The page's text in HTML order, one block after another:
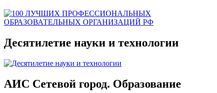
Десятилетие науки и технологии
АИС Сетевой город. Образование